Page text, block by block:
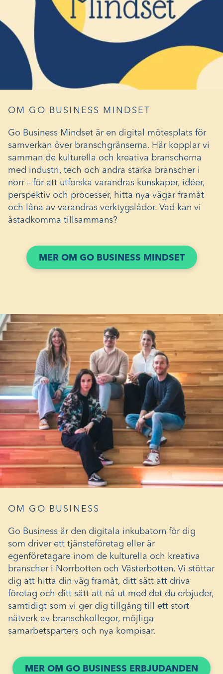
OM GO BUSINESS MINDSET
Go Business Mindset är en digital mötesplats för
samverkan över branschgränserna. Här kopplar vi
samman de kulturella och kreativa branscherna
med industri, tech och andra starka branscher i
norr – för att utforska varandras kunskaper, idéer,
perspektiv och processer, hitta nya vägar framåt
och låna av varandras verktygslådor. Vad kan vi
åstadkomma tillsammans?
MER OM GO BUSINESS MINDSET
OM GO BUSINESS
Go Business är den digitala inkubatorn för dig
som driver ett tjänsteföretag eller är
egenföretagare inom de kulturella och kreativa
branscher i Norrbotten och Västerbotten. Vi stöttar
dig att hitta din väg framåt, ditt sätt att driva
företag och ditt sätt att nå ut med det du erbjuder,
samtidigt som vi ger dig tillgång till ett stort
nätverk av branschkollegor, möjliga
samarbetsparters och nya kompisar.
MER OM GO BUSINESS ERBJUDANDEN